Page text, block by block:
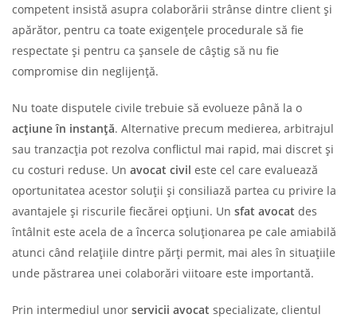
competent insistă asupra colaborării strânse dintre client și
apărător, pentru ca toate exigențele procedurale să fie
respectate și pentru ca șansele de câștig să nu fie
compromise din neglijență.
Nu toate disputele civile trebuie să evolueze până la o
acțiune în instanță. Alternative precum medierea, arbitrajul
sau tranzacția pot rezolva conflictul mai rapid, mai discret și
cu costuri reduse. Un avocat civil este cel care evaluează
oportunitatea acestor soluții și consiliază partea cu privire la
avantajele și riscurile fiecărei opțiuni. Un sfat avocat des
întâlnit este acela de a încerca soluționarea pe cale amiabilă
atunci când relațiile dintre părți permit, mai ales în situațiile
unde păstrarea unei colaborări viitoare este importantă.
Prin intermediul unor servicii avocat specializate, clientul